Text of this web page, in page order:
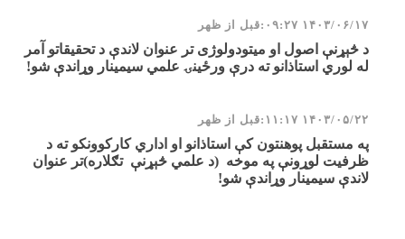
۱۴۰۳/۰۶/۱۷ ۰۹:۲۷:قبل از ظهر
د څېړنې اصول او میتودولوژی تر عنوان لاندې د تحقیقاتو آمر
له لوري استاذانو ته درې ورځینۍ علمي سیمینار وړاندې شو!
۱۴۰۳/۰۵/۲۲ ۱۱:۱۷:قبل از ظهر
په مستقبل پوهنتون کې استاذانو او اداري کارکوونکو ته د
ظرفيت لوړونې په موخه (د علمي څېړنې تګلاره)تر عنوان
لاندې سيمينار وړاندې شو!